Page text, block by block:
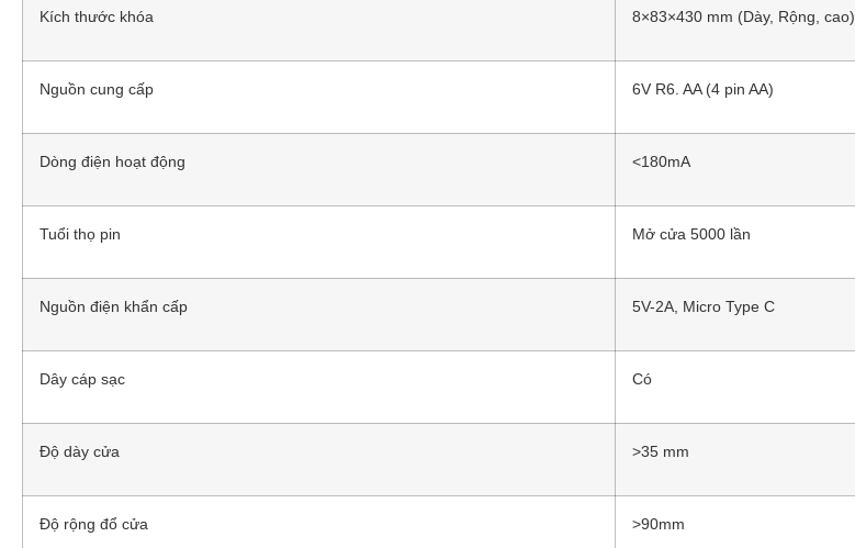
Kích thước khóa 8×83×430 mm (Dày, Rộng, cao)
Nguồn cung cấp 6V R6. AA (4 pin AA)
Dòng điện hoạt động <180mA
Tuổi thọ pin Mở cửa 5000 lần
Nguồn điện khẩn cấp 5V-2A, Micro Type C
Dây cáp sạc Có
Độ dày cửa >35 mm
Độ rộng đổ cửa >90mm